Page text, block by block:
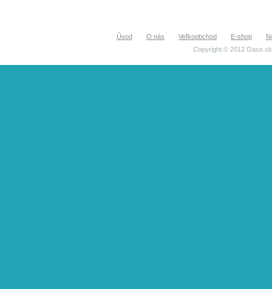
Úvod O nás Veľkoobchod E-shop
Copyright © 2012